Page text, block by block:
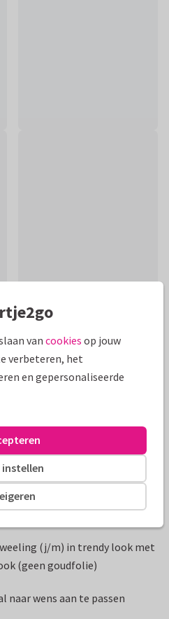
(j/m) in trendy look met
(geen goudfolie)
naar wens aan te passen
van cookies op jouw
verbeteren, het
en gepersonaliseerde
instellen